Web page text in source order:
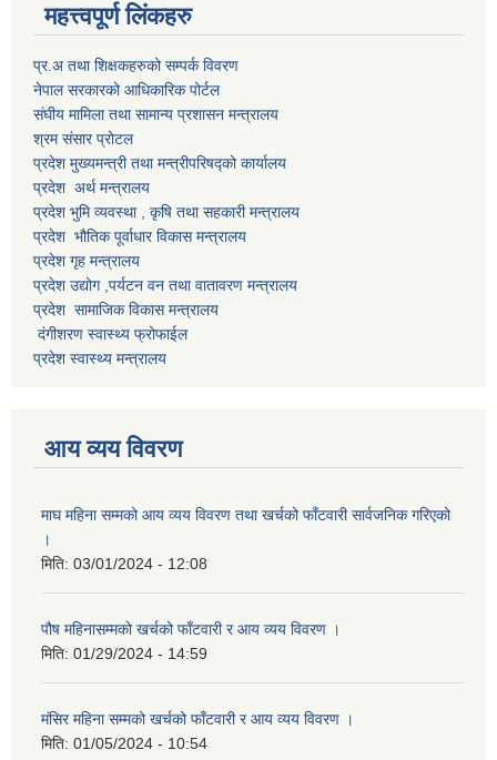
महत्त्वपूर्ण लिंकहरु
प्र.अ तथा शिक्षकहरुको सम्पर्क विवरण
नेपाल सरकारको आधिकारिक पोर्टल
संघीय मामिला तथा सामान्य प्रशासन मन्त्रालय
श्रम संसार प्रोटल
प्रदेश मुख्यमन्त्री तथा मन्त्रीपरिषद्को कार्यालय
प्रदेश अर्थ मन्त्रालय
प्रदेश भुमि व्यवस्था , कृषि तथा सहकारी मन्त्रालय
प्रदेश भौतिक पूर्वाधार विकास मन्त्रालय
प्रदेश गृह मन्त्रालय
प्रदेश उद्योग ,पर्यटन वन तथा वातावरण मन्त्रालय
प्रदेश सामाजिक विकास मन्त्रालय
दंगीशरण स्वास्थ्य फ्रोफाईल
प्रदेश स्वास्थ्य मन्त्रालय
आय व्यय विवरण
माघ महिना सम्मको आय व्यय विवरण तथा खर्चको फाँटवारी सार्वजनिक गरिएको
।
मिति: 03/01/2024 - 12:08
पौष महिनासम्मको खर्चको फाँटवारी र आय व्यय विवरण ।
मिति: 01/29/2024 - 14:59
मंसिर महिना सम्मको खर्चको फाँटवारी र आय व्यय विवरण ।
मिति: 01/05/2024 - 10:54